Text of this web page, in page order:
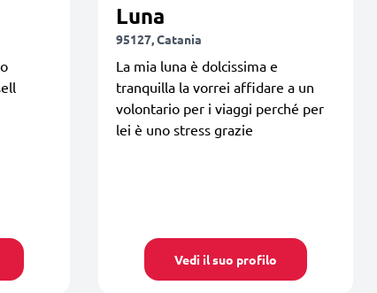
Luna
95127, Catania
La mia luna è dolcissima e
tranquilla la vorrei affidare a un
volontario per i viaggi perché per
lei è uno stress grazie
Vedi il suo profilo